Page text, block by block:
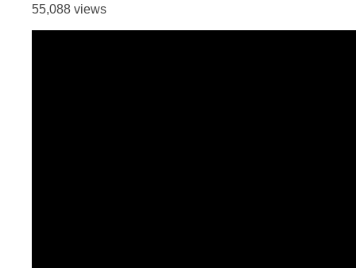
55,088 views